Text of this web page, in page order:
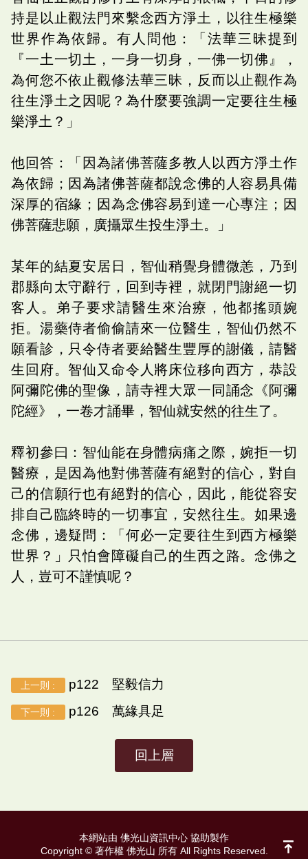
持是以止觀法門來繫念西方淨土，以往生極樂
世界作為依歸。有人問他：「法華三昧提到
『一土一切土，一身一切身，一佛一切佛』，
為何您不依止觀修法華三昧，反而以止觀作為
往生淨土之因呢？為什麼要強調一定要往生極
樂淨土？」
他回答：「因為諸佛菩薩多教人以西方淨土作
為依歸；因為諸佛菩薩都說念佛的人容易具備
深厚的宿緣；因為念佛容易到達一心專注；因
佛菩薩悲願，廣攝眾生投生淨土。」
某年的結夏安居日，智仙稍覺身體微恙，乃到
郡縣向太守辭行，回到寺裡，就閉門謝絕一切
客人。弟子要求請醫生來治療，他都搖頭婉
拒。湯藥侍者偷偷請來一位醫生，智仙仍然不
願看診，只令侍者要給醫生豐厚的謝儀，請醫
生回府。智仙又命令人將床位移向西方，恭設
阿彌陀佛的聖像，請寺裡大眾一同誦念《阿彌
陀經》，一卷才誦畢，智仙就安然的往生了。
釋初參曰：智仙能在身體病痛之際，婉拒一切
醫療，是因為他對佛菩薩有絕對的信心，對自
己的信願行也有絕對的信心，因此，能從容安
排自己臨終時的一切事宜，安然往生。如果邊
念佛，邊疑問：「何必一定要往生到西方極樂
世界？」只怕會障礙自己的生西之路。念佛之
人，豈可不謹慎呢？
上一則 : p122 堅毅信力
下一則 : p126 萬緣具足
回上層
本網站由 佛光山資訊中心 協助製作
Copyright © 著作權 佛光山 所有 All Rights Reserved.